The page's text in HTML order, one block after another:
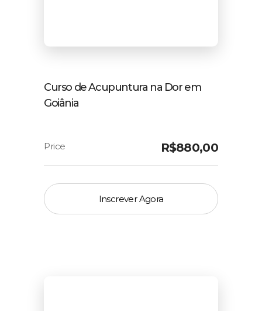
Curso de Acupuntura na Dor em
Goiânia
R$880,00
Inscrever Agora